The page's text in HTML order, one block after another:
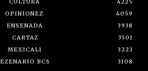
OPINIONEZ
4059
ENSENADA
3938
CARTAZ
3501
MEXICALI
3223
EZENARIO BCS
3108